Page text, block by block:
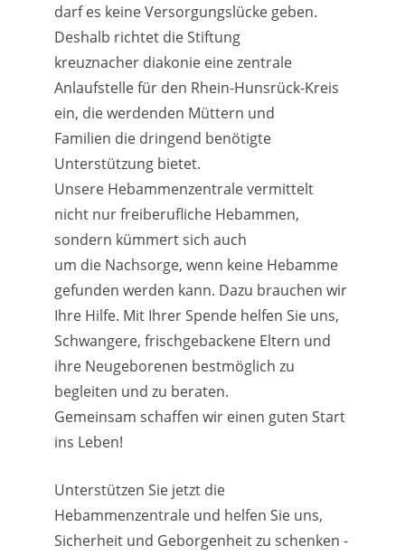
darf es keine Versorgungslücke geben.
Deshalb richtet die Stiftung
kreuznacher diakonie eine zentrale
Anlaufstelle für den Rhein-Hunsrück-Kreis
ein, die werdenden Müttern und
Familien die dringend benötigte
Unterstützung bietet.
Unsere Hebammenzentrale vermittelt
nicht nur freiberufliche Hebammen,
sondern kümmert sich auch
um die Nachsorge, wenn keine Hebamme
gefunden werden kann. Dazu brauchen wir
Ihre Hilfe. Mit Ihrer Spende helfen Sie uns,
Schwangere, frischgebackene Eltern und
ihre Neugeborenen bestmöglich zu
begleiten und zu beraten.
Gemeinsam schaffen wir einen guten Start
ins Leben!
Unterstützen Sie jetzt die
Hebammenzentrale und helfen Sie uns,
Sicherheit und Geborgenheit zu schenken -